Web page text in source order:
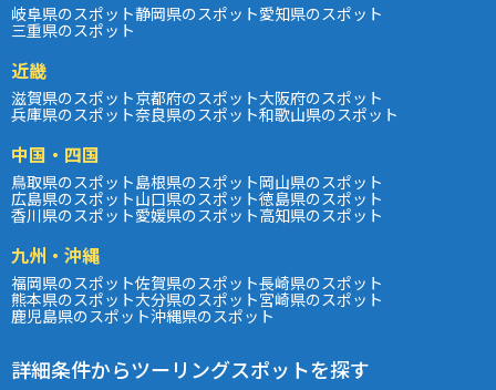
岐阜県のスポット静岡県のスポット愛知県のスポット
三重県のスポット
近畿
滋賀県のスポット京都府のスポット大阪府のスポット
兵庫県のスポット奈良県のスポット和歌山県のスポット
中国・四国
鳥取県のスポット島根県のスポット岡山県のスポット
広島県のスポット山口県のスポット徳島県のスポット
香川県のスポット愛媛県のスポット高知県のスポット
九州・沖縄
福岡県のスポット佐賀県のスポット長崎県のスポット
熊本県のスポット大分県のスポット宮崎県のスポット
鹿児島県のスポット沖縄県のスポット
詳細条件からツーリングスポットを探す